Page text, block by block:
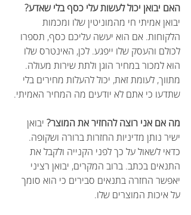
האם יבואן יכול לעשות עלי כסף בלי שאדע?
יבואן אמיתי חי מהמוניטין שלו ומכמות
הלקוחות. אם הוא יעשה עליכם כסף, תספרו
לכולם והעסק שלו ייפגע. לכן, האינטרס שלו
הוא למכור במחיר הוגן ולתת שירות מעולה.
מתווך, לעומת זאת, יכול להעלות מחירים בלי
שתדעו כי אתם לא יודעים מה המחיר האמיתי.
מה אם אני רוצה להחזיר את המוצר? יבואן
ישיר נותן מדיניות החזרות ברורה ושקופה.
כדאי לשאול על כך לפני הקנייה ולקבל את
התנאים בכתב. ברוב המקרים, יבואן רציני
יאפשר החזרה בתנאים סבירים כי הוא סומך
על איכות המוצרים שלו.